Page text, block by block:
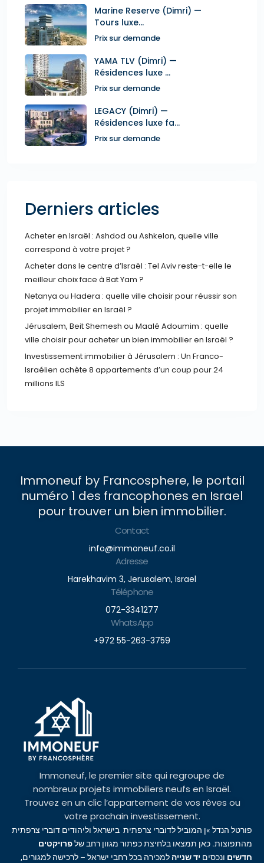
Marine Reserve (Dimri) —
Tours luxe...
Prix sur demande
YAMA TLV (Dimri) —
Résidences luxe ...
Prix sur demande
LEGACY (Dimri) —
Résidences luxe fa...
Prix sur demande
Derniers articles
Acheter en Israël : Ashdod ou Ashkelon, quelle ville
correspond à votre projet ?
Acheter dans le centre d’Israël : Tel Aviv reste-t-elle le
meilleur choix face à Bat Yam ?
Netanya ou Hadera : quelle ville choisir pour réussir son
projet immobilier en Israël ?
Jérusalem, Beit Shemesh ou Maalé Adoumim : quelle
ville choisir pour acheter un bien immobilier en Israël ?
Investissement immobilier à Jérusalem : Un Franco-
Israélien achète 8 appartements d’un coup pour 24
millions ILS
Immoneuf by Francosphere, le portail
numéro 1 des francophones en Israel
pour trouver un bien immobilier.
Contact
info@immoneuf.co.il
Adresse
Harekhavim 3, Jerusalem, Israel
Téléphone
072-3341277
WhatsApp
+972 55-263-3759
Immoneuf, le premier site qui regroupe de
nombreux projets immobiliers neufs en Israël.
Trouvez en un clic l’appartement de vos rêves ou
votre prochain investissement.
פורטל הנדל »ן המוביל לדוברי צרפתית בישראל וליהודים דוברי צרפתית
מהתפוצות. כאן תמצאו בלחיצת כפתור מגוון רחב שלפרויקטים
חדשים ונכסים יד שנייה למכירה בכל רחבי ישראל – לרכישה למגורים,